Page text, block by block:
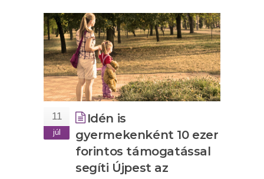
11
júl
Idén is
gyermekenként 10 ezer
forintos támogatással
segíti Újpest az